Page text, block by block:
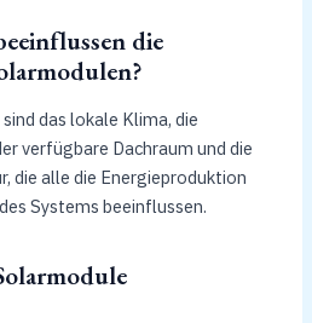
die
das lokale Klima, die
verfügbare Dachraum und die
die alle die Energieproduktion
Systems beeinflussen.